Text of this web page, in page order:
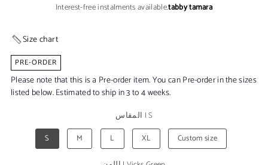
Interest-free instalments available.tabby|tamara
Size chart
PRE-ORDER
Please note that this is a Pre-order item. You can Pre-order in the sizes
listed below. Estimated to ship in 3 to 4 weeks.
المقاس |S
S
M L XL Custom size